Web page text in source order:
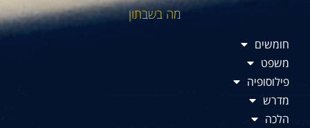
מה בשבתון
חומשים
משפט
פילוסופיה
מדרש
הלכה